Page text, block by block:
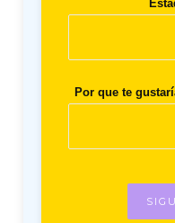
Por que te